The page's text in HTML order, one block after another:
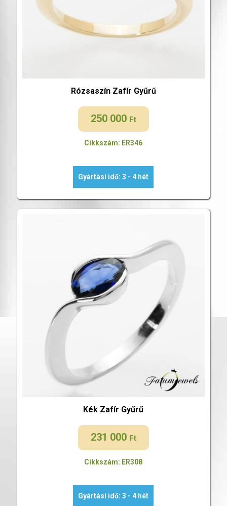
Rózsaszín Zafír Gyűrű
250 000 Ft
Cikkszám: ER346
Gyártási idő: 3 - 4 hét
Kék Zafír Gyűrű
231 000 Ft
Cikkszám: ER308
Gyártási idő: 3 - 4 hét